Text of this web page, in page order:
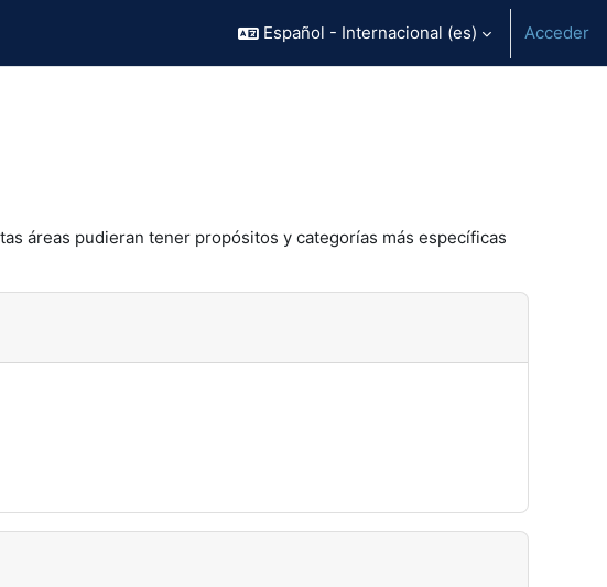
Español - Internacional ‎(es)‎ Acceder
áreas pudieran tener propósitos y categorías más específicas